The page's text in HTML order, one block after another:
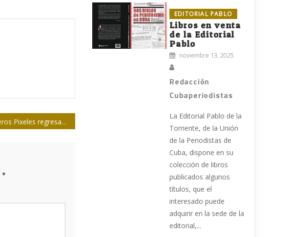
Primeros Pixeles regresa a la Upec
*
EDITORIAL PABLO
Libros en venta
de la Editorial
Pablo
noviembre 13, 2025
Redacción
Cubaperiodistas
La Editorial Pablo de la
Torriente, de la Unión
de la Periodistas de
Cuba, dispone en su
colección de libros
publicados algunos
títulos, que el
interesado puede
adquirir en la sede de la
editorial,...